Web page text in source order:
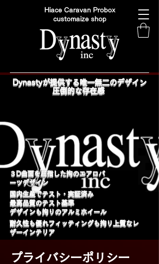
Hiace Caravan Probox
customaize shop
Dynastyが提供する唯一無二のデザイン
圧倒的な存在感
​３D曲面を屈指した拘のエアロパ
ーツデザイン
国内生産でテスト・実証済み
最高品質のテスト基準
デザインも拘りのアルミホイール
​耐久性も優れフィッティングも拘り上質なレ
ザーインテリア
プライバシーポリシー